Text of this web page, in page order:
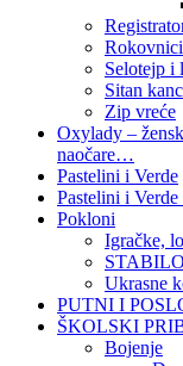
Rokovnici
Selotejp i
Sitan
Zip vreće
Oxylady –
naočare…
Pastelini i Verde
Pastelini i Verde
Pokloni
Igračke,
Ukrasne
PUTNI I
ŠKOLSKI
Bojenje